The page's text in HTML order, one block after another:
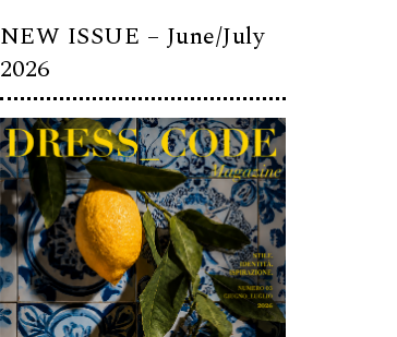
NEW ISSUE – June/July
2026